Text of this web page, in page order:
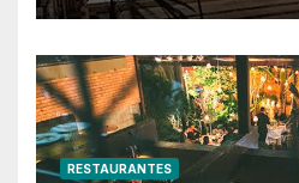
RESTAURANTES